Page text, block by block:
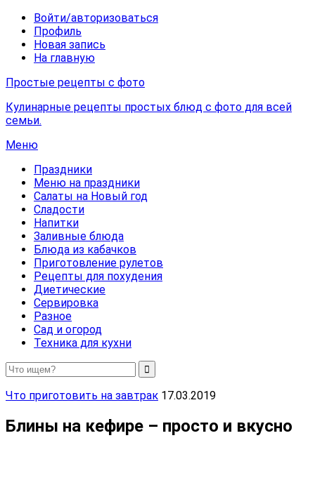
Войти/авторизоваться
Профиль
Новая запись
На главную
Простые рецепты с фото
Кулинарные рецепты простых блюд с фото для всей
семьи.
Меню
Праздники
Меню на праздники
Салаты на Новый год
Сладости
Напитки
Заливные блюда
Блюда из кабачков
Приготовление рулетов
Рецепты для похудения
Диетические
Сервировка
Разное
Сад и огород
Техника для кухни
Что приготовить на завтрак 17.03.2019
Блины на кефире – просто и вкусно